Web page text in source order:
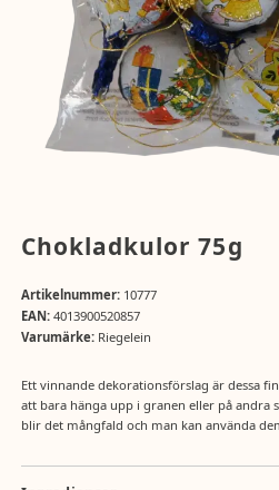
Chokladkulor 75g
Artikelnummer:10777
EAN:4013900520857
Varumärke:Riegelein
Ett vinnande dekorationsförslag är dessa
att bara hänga upp i granen eller på andra
blir det mångfald och man kan använda